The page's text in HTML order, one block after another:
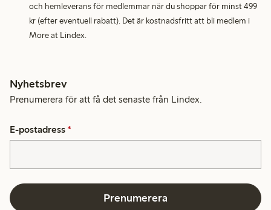
och hemleverans för medlemmar när du shoppar för minst 499
kr (efter eventuell rabatt). Det är kostnadsfritt att bli medlem i
More at Lindex.
Nyhetsbrev
Prenumerera för att få det senaste från Lindex.
E-postadress *
Prenumerera